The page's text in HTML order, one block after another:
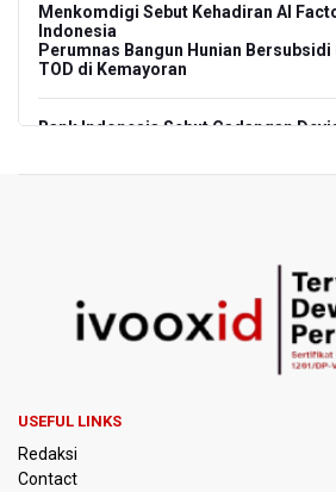
Menkomdigi Sebut Kehadiran AI
Indonesia
Perumnas Bangun Hunian
TOD di Kemayoran
Bank Indonesia Sebut Cadangan
Terkait Temuan 995 Pucuk Senjata,
Ada Ekskul Menembak
KPK Terima Permintaan Kejaksaan
Jalan Tol Trans-Jawa
USEFUL LINKS
Redaksi
Contact